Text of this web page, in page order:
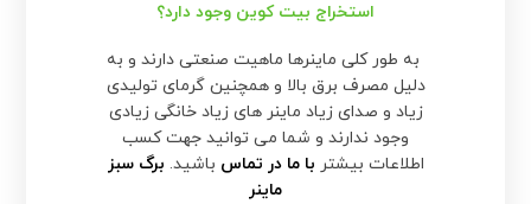
استخراج بیت کوین وجود دارد؟
به طور کلی ماینرها ماهیت صنعتی دارند و به
دلیل مصرف برق بالا و همچنین گرمای تولیدی
زیاد و صدای زیاد ماینر های زیاد خانگی زیادی
وجود ندارند و شما می توانید جهت کسب
اطلاعات بیشتر با ما در تماس باشید. برگ سبز
ماینر